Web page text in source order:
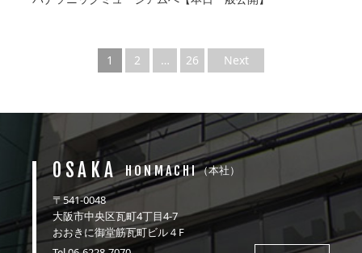
1 2 … 26 Next
OSAKA HONMACHI（本社）
〒541-0048
大阪市中央区瓦町4丁目4-7
おおきに御堂筋瓦町ビル４F